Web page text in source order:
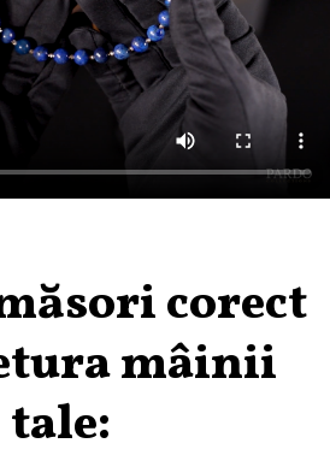
corect
mâinii
tale: